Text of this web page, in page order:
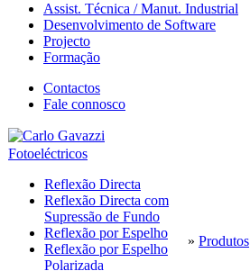
Assist. Técnica / Manut. Industrial
Desenvolvimento de Software
Projecto
Formação
Contactos
Fale connosco
Fotoeléctricos
Reflexão Directa
Reflexão Directa com
Supressão de Fundo
Reflexão por Espelho
Reflexão por Espelho
Polarizada
» Produtos